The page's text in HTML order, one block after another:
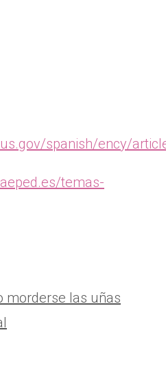
spanish/ency/
temas-
morderse las uñas